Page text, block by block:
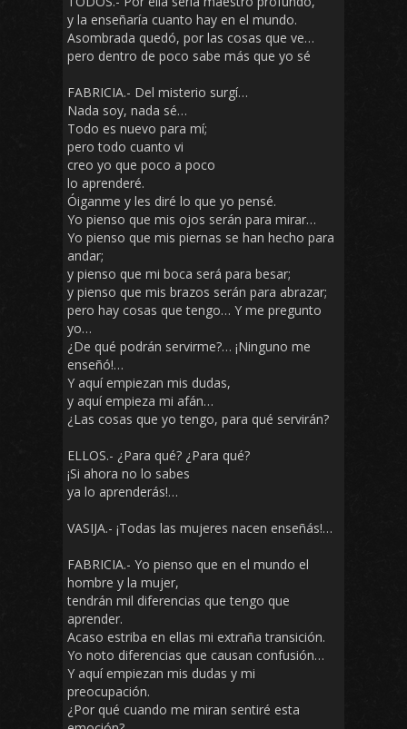
y la enseñaría cuanto hay en el mundo.
Asombrada quedó, por las cosas que ve…
pero dentro de poco sabe más que yo sé
FABRICIA.- Del misterio surgí…
Nada soy, nada sé…
Todo es nuevo para mí;
pero todo cuanto vi
creo yo que poco a poco
lo aprenderé.
Óiganme y les diré lo que yo pensé.
Yo pienso que mis ojos serán para mirar…
Yo pienso que mis piernas se han hecho para
andar;
y pienso que mi boca será para besar;
y pienso que mis brazos serán para abrazar;
pero hay cosas que tengo… Y me pregunto
yo…
¿De qué podrán servirme?… ¡Ninguno me
enseñó!…
Y aquí empiezan mis dudas,
y aquí empieza mi afán…
¿Las cosas que yo tengo, para qué servirán?
ELLOS.- ¿Para qué? ¿Para qué?
¡Si ahora no lo sabes
ya lo aprenderás!…
VASIJA.- ¡Todas las mujeres nacen enseñás!…
FABRICIA.- Yo pienso que en el mundo el
hombre y la mujer,
tendrán mil diferencias que tengo que
aprender.
Acaso estriba en ellas mi extraña transición.
Yo noto diferencias que causan confusión…
Y aquí empiezan mis dudas y mi
preocupación.
¿Por qué cuando me miran sentiré esta